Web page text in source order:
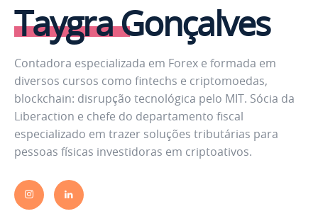
Taygra Gonçalves
Contadora especializada em Forex e formada em
diversos cursos como fintechs e criptomoedas,
blockchain: disrupção tecnológica pelo MIT. Sócia da
Liberaction e chefe do departamento fiscal
especializado em trazer soluções tributárias para
pessoas físicas investidoras em criptoativos.